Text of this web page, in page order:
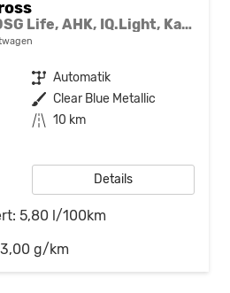
1.0 TSI 85 kW Life DSG Life, AHK, IQ.Light, Kamera, ACC, Side, Winter, 17-Zoll
Getriebe Automatik
Außenfarbe Clear Blue Metallic
Kilometerstand 10 km
Details
5,80 l/100km
g/km